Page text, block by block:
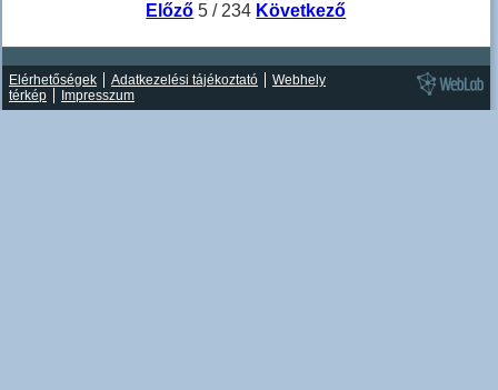
Előző 5 / 234 Következő
Elérhetőségek Adatkezelési tájékoztató
Webhely
térkép
Impresszum